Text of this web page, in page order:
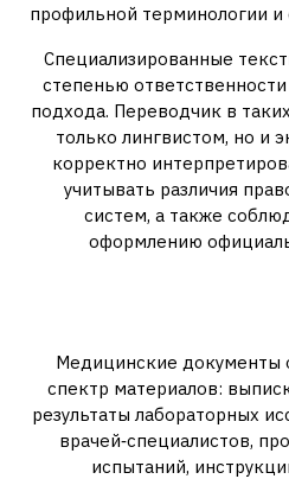
профильной терминологии и
Специализированные
степенью
подхода. Переводчик в
только лингвистом, но и
корректно
учитывать различия
систем, а также
оформлению
Медицинские документы
спектр материалов:
результаты лабораторных
врачей‑специалистов,
испытаний,